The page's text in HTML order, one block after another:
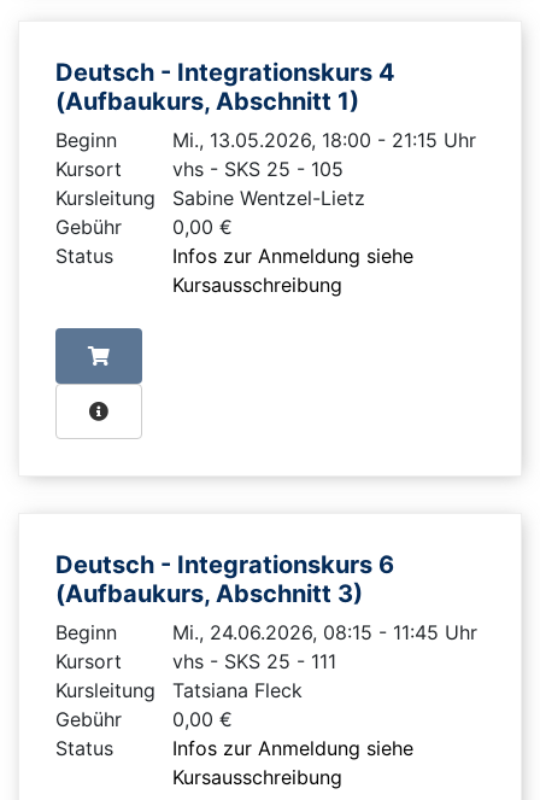
Deutsch - Integrationskurs 4
(Aufbaukurs, Abschnitt 1)
Beginn
Mi., 13.05.2026, 18:00 - 21:15 Uhr
Kursort
vhs - SKS 25 - 105
Kursleitung
Sabine Wentzel-Lietz
Gebühr
0,00 €
Status
Infos zur Anmeldung siehe
Kursausschreibung
Deutsch - Integrationskurs 6
(Aufbaukurs, Abschnitt 3)
Beginn
Mi., 24.06.2026, 08:15 - 11:45 Uhr
Kursort
vhs - SKS 25 - 111
Kursleitung
Tatsiana Fleck
Gebühr
0,00 €
Status
Infos zur Anmeldung siehe
Kursausschreibung